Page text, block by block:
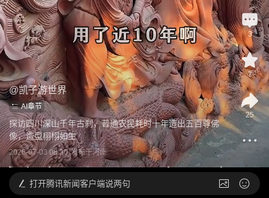
@凯子游世界
AI章节
探访四川深山千年古刹，普通农民耗时十年造出五百尊佛
像，造型栩栩如生
2026-07-03 08:30 发布于河南
3
7
25
打开腾讯新闻客户端说两句